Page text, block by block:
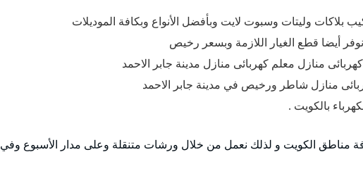
بلاكات وليتات وسبوت لايت وبأفضل الأنواع وبكافة الموديلات
أيضا قطع الغيار اللازمة وبسعر رخيص
منازل معلم كهربائى منازل مدينة جابر الاحمد
منازل شاطر ورخيص في مدينة جابر الاحمد
بالكويت .
مناطق الكويت و لذلك نعمل من خلال ورشات متنقلة وعلى مدار الأسبوع وفي